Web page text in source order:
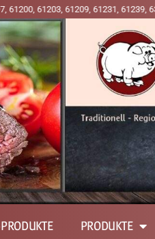
61209, 61231, 61239, 63667,
PRODUKTE